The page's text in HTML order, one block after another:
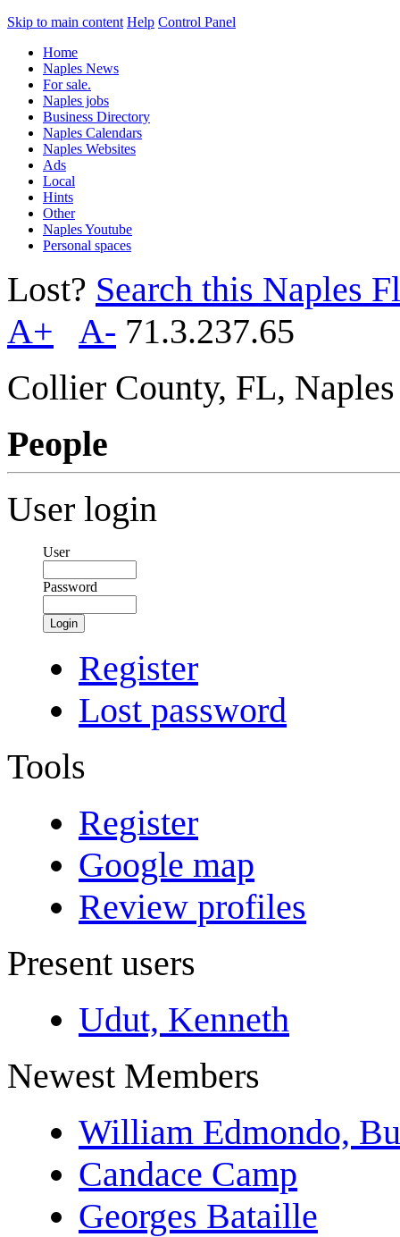
Skip to main content Help Control Panel
Home
Naples News
For sale.
Naples jobs
Business Directory
Naples Calendars
Naples Websites
Ads
Local
Hints
Other
Naples Youtube
Personal spaces
Lost? Search this Naples
A+
A- 71.3.237.65
Collier County, FL,
People
User login
User
Password
Login
Register
Lost password
Tools
Register
Google map
Review profiles
Present users
Udut, Kenneth
Newest Members
William Edmondo,
Candace Camp
Georges Bataille